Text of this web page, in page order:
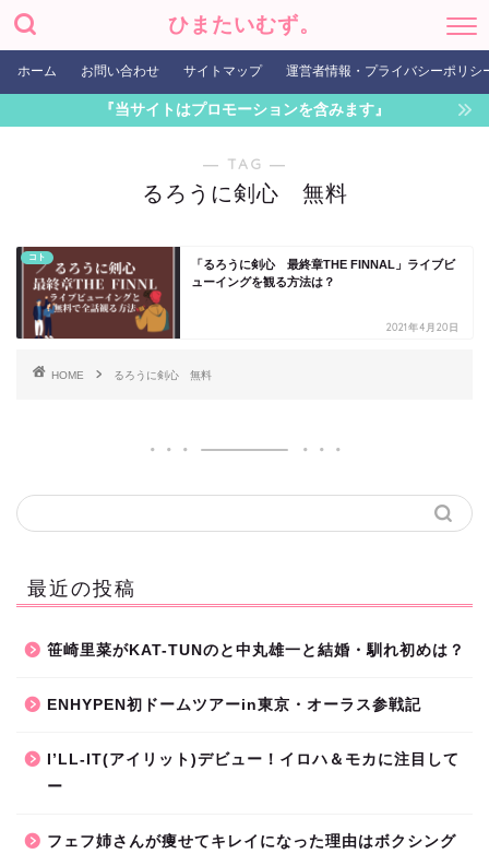
ひまたいむず。
ホーム お問い合わせ サイトマップ 運営者情報・プライバシーポリシ
『当サイトはプロモーションを含みます』
― TAG ―
るろうに剣心 無料
コト
「るろうに剣心 最終章THE FINNAL」ライブビ
ューイングを観る方法は？
2021年4月20日
HOME るろうに剣心 無料
最近の投稿
笹崎里菜がKAT-TUNのと中丸雄一と結婚・馴れ初めは？
ENHYPEN初ドームツアーin東京・オーラス参戦記
I’LL-IT(アイリット)デビュー！イロハ＆モカに注目して
ー
フェフ姉さんが痩せてキレイになった理由はボクシング